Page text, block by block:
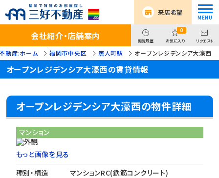
来店希望
会社紹介・店舗案内 閲覧履歴
0
お気に入り リクエスト
動産:ホーム 福岡市中央区 唐人町駅 オープンレジデンシア大濠西
オープンレジデンシア大濠西の賃貸情報
オープンレジデンシア大濠西の物件詳細
マンション
もっと画像を見る
種別・構造
マンションRC(鉄筋コンクリート)